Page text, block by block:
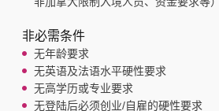
非必需条件
无年龄要求
无英语及法语水平硬性要求
无高学历或专业要求
无登陆后必须创业/自雇的硬性要求